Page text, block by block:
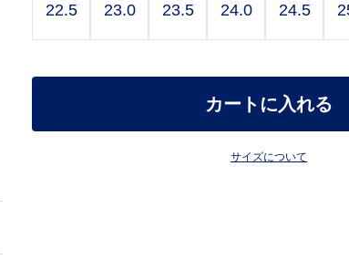
22.5 23.0 23.5 24.0 24.5
カートに入れる
サイズについて